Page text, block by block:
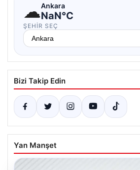
☁Ankara
NaN°C
ŞEHIR SEÇ
Bizi Takip Edin
Yan Manşet